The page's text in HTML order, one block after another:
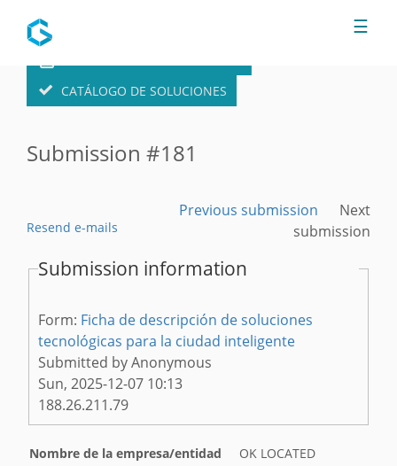
CATÁLOGO DE SOLUCIONES
Submission #181
Resend e-mails
Previous submission
Next
submission
Submission information
Form: Ficha de descripción de soluciones
tecnológicas para la ciudad inteligente
Submitted byAnonymous
Sun, 2025-12-07 10:13
188.26.211.79
Nombre de la empresa/entidad OK LOCATED
☰